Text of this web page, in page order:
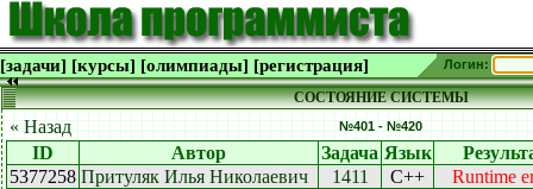
[задачи] [курсы] [олимпиады] [регистрация] Логин:
СОСТОЯНИЕ СИСТЕМЫ
« Назад №401 - №420
ID Автор Задача Язык
5377258 Притуляк Илья Николаевич 1411 C++
Runtime